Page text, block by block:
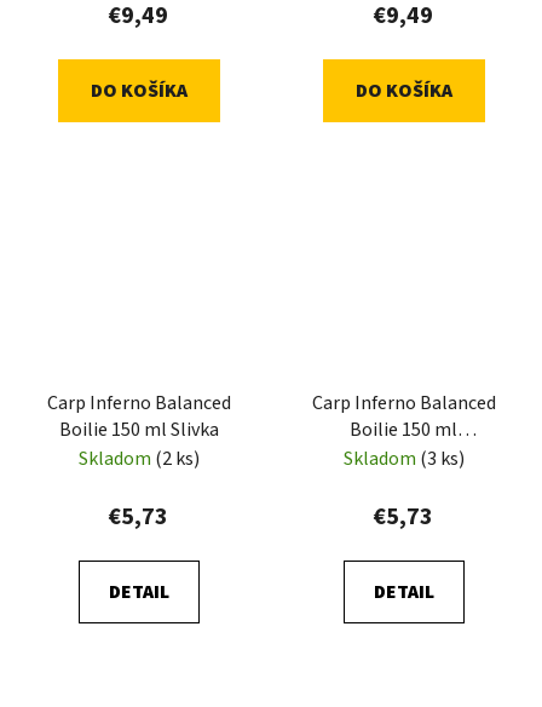
€9,49
DO KOŠÍKA
€9,49
DO KOŠÍKA
Carp Inferno Balanced
Boilie 150 ml Slivka
Skladom (2 ks)
€5,73
DETAIL
Carp Inferno Balanced
Boilie 150 ml
Losos/Mango
Skladom (3 ks)
€5,73
DETAIL